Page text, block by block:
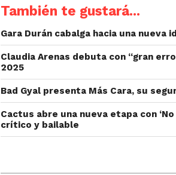
También te gustará...
Gara Durán cabalga hacia una
Claudia Arenas debuta con “gran
2025
Bad Gyal presenta Más Cara, su
Cactus abre una nueva etapa con
crítico y bailable